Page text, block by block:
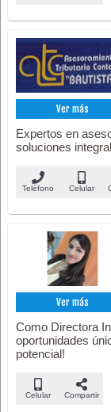
Ver más
Expertos en
soluciones
Teléfono Celular
Ver más
Como Directora
oportunidades
potencial!
Celular Compartir